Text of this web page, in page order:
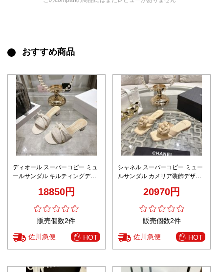
おすすめ商品
ディオール スーパーコピー ミュ
ールサンダル キルティングデザ
18850円
販売個数2件
佐川急便 HOT
シャネル スーパーコピー ミュー
ルサンダル カメリア装飾デザイ
20970円
販売個数2件
佐川急便 HOT